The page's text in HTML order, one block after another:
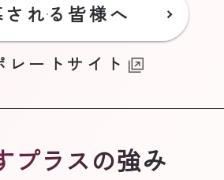
れる皆様へ
レートサイト
プラスの強み